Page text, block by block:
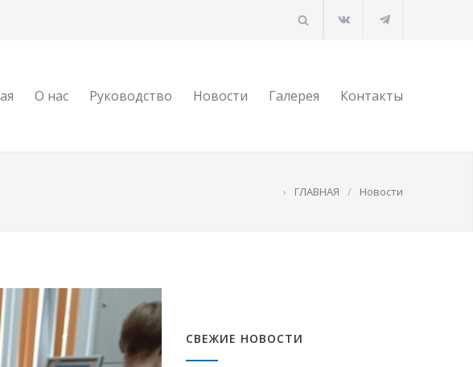
О нас Руководство Новости Галерея Контакты
› ГЛАВНАЯ / Новости
СВЕЖИЕ НОВОСТИ